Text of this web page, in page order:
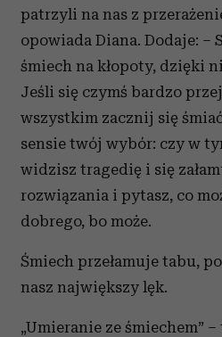
patrzyli na nas z
opowiada Diana. Dodaje: –
śmiech na kłopoty, dzięki
Jeśli się czymś bardzo
wszystkim zacznij się
sensie twój wybór: czy w
widzisz tragedię i się
rozwiązania i pytasz, co
dobrego, bo może.
Śmiech przełamuje tabu,
nasz największy lęk.
„Umieranie ze śmiechem”